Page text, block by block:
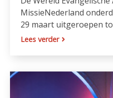
MissieNederland
29 maart uitgeroepen
Lees verder